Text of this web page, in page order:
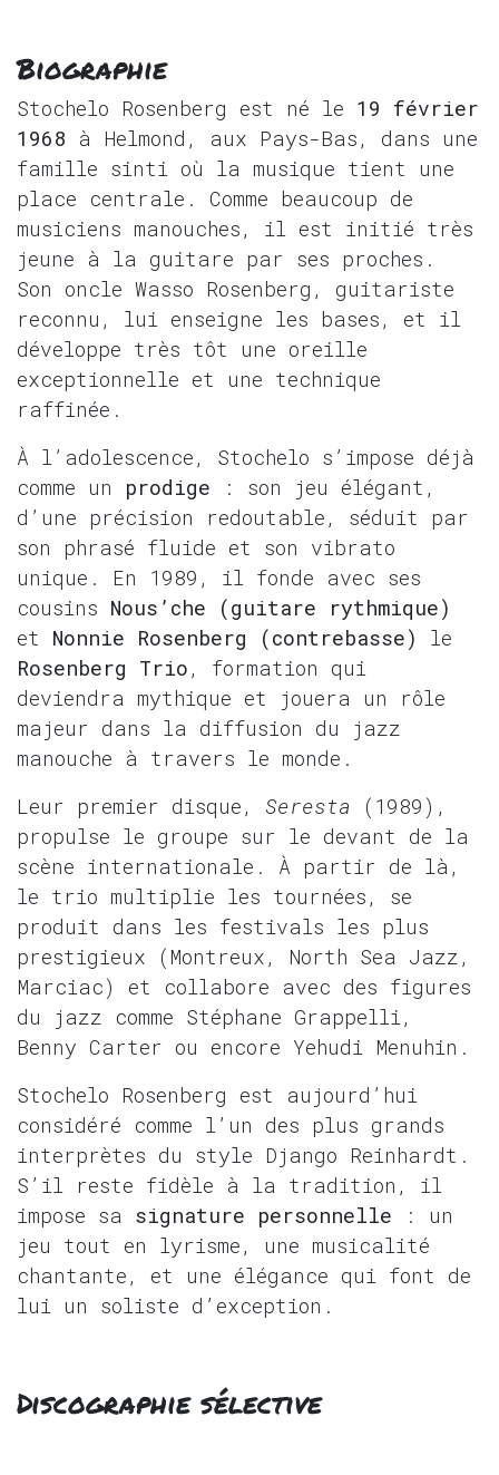
Biographie
Stochelo Rosenberg est né le 19 février
1968 à Helmond, aux Pays-Bas, dans une
famille sinti où la musique tient une
place centrale. Comme beaucoup de
musiciens manouches, il est initié très
jeune à la guitare par ses proches.
Son oncle Wasso Rosenberg, guitariste
reconnu, lui enseigne les bases, et il
développe très tôt une oreille
exceptionnelle et une technique
raffinée.
À l’adolescence, Stochelo s’impose déjà
comme un prodige : son jeu élégant,
d’une précision redoutable, séduit par
son phrasé fluide et son vibrato
unique. En 1989, il fonde avec ses
cousins Nous’che (guitare rythmique)
et Nonnie Rosenberg (contrebasse)
le
Rosenberg Trio, formation qui
deviendra mythique et jouera un rôle
majeur dans la diffusion du jazz
manouche à travers le monde.
Leur premier disque, Seresta (1989),
propulse le groupe sur le devant de la
scène internationale. À partir de là,
le trio multiplie les tournées, se
produit dans les festivals les plus
prestigieux (Montreux, North Sea Jazz,
Marciac) et collabore avec des figures
du jazz comme Stéphane Grappelli,
Benny Carter ou encore Yehudi Menuhin.
Stochelo Rosenberg est aujourd’hui
considéré comme l’un des plus grands
interprètes du style Django Reinhardt.
S’il reste fidèle à la tradition, il
impose sa signature personnelle : un
jeu tout en lyrisme, une musicalité
chantante, et une élégance qui font de
lui un soliste d’exception.
Discographie sélective